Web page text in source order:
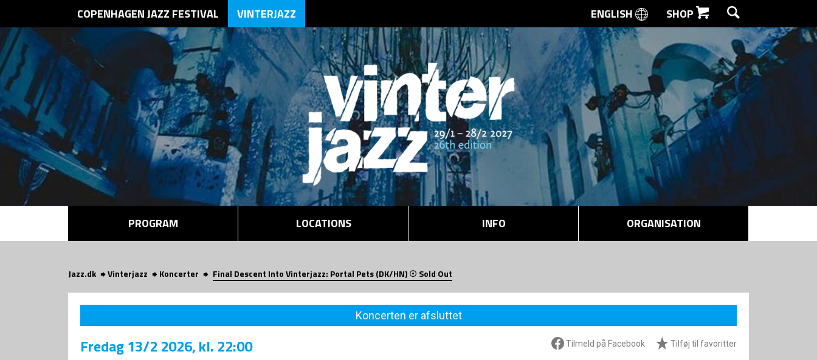
SØG
COPENHAGEN JAZZ FESTIVAL VINTERJAZZ ENGLISH SHOP
PROGRAM LOCATIONS INFO ORGANISATION
Jazz.dk Vinterjazz Koncerter Final Descent Into Vinterjazz: Portal Pets (DK/HN) ☉ Sold Out
Koncerten er afsluttet
Tilmeld på Facebook Tilføj til favoritter
Fredag13/2 2026, kl. 22:00